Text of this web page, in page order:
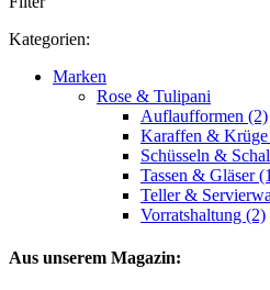
Kategorien:
Marken
Rose & Tulipani
Auflaufformen (2)
Karaffen &
Schüsseln &
Tassen & Gläser
Teller &
Vorratshaltung (2)
Aus unserem Magazin: